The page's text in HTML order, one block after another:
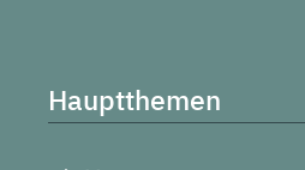
Hauptthemen